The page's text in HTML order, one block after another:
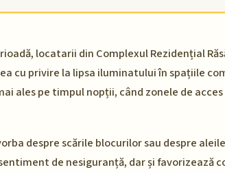
locatarii din Complexul Rezidențial
cu privire la lipsa iluminatului în spațiile
ales pe timpul nopții, când zonele de
despre scările blocurilor sau despre
de nesiguranță, dar și favorizează